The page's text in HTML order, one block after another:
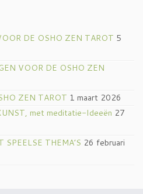
DE OSHO ZEN TAROT 5
VOOR DE OSHO ZEN
ZEN TAROT 1 maart 2026
met meditatie-Ideeën 27
THEMA’S 26 februari